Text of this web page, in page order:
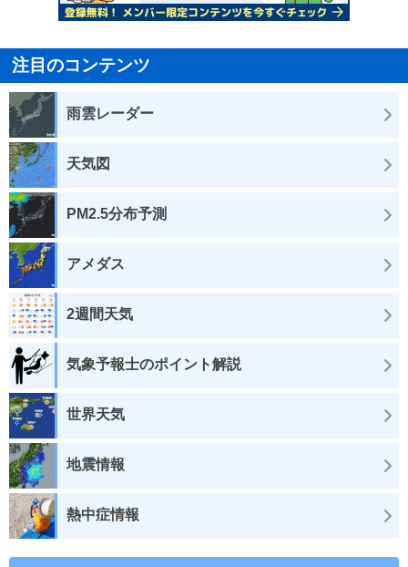
注目のコンテンツ
雨雲レーダー
天気図
PM2.5分布予測
アメダス
2週間天気
気象予報士のポイント解説
世界天気
地震情報
熱中症情報